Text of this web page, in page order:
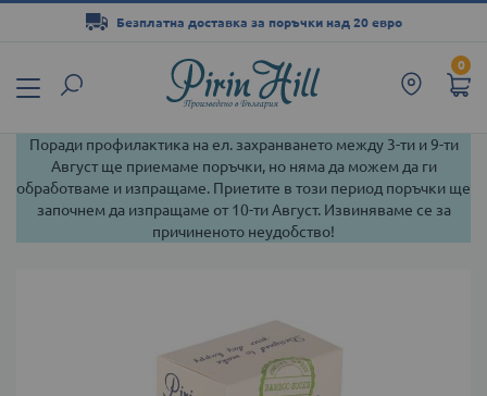
0
Безплатна доставка за поръчки над 20 евро
съдържанието
Поради профилактика на ел. захранването между 3-ти и 9-ти
Август ще приемаме поръчки, но няма да можем да ги
обработваме и изпращаме. Приетите в този период поръчки ще
започнем да изпращаме от 10-ти Август. Извиняваме се за
причиненото неудобство!